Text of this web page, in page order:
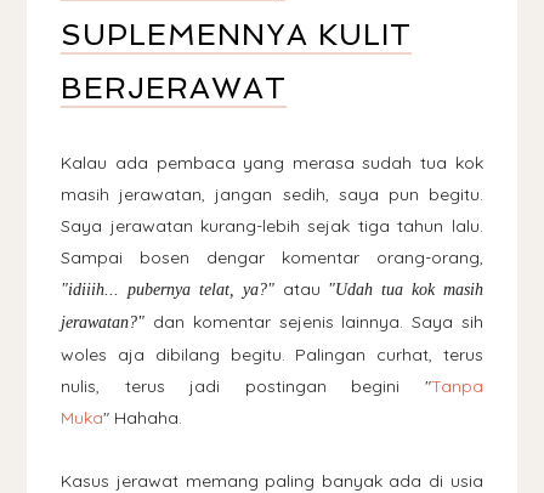
SUPLEMENNYA KULIT
BERJERAWAT
Kalau ada pembaca yang merasa sudah tua kok
masih jerawatan, jangan sedih, saya pun begitu.
Saya jerawatan kurang-lebih sejak tiga tahun lalu.
Sampai bosen dengar komentar orang-orang,
"idiiih... pubernya telat, ya?"atau "Udah tua kok masih
jerawatan?" dan komentar sejenis lainnya. Saya sih
woles aja dibilang begitu. Palingan curhat, terus
nulis, terus jadi postingan begini "Tanpa
Muka" Hahaha.
Kasus jerawat memang paling banyak ada di usia